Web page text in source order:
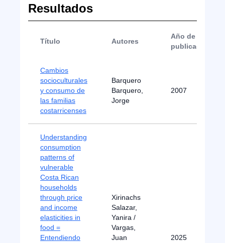
Resultados
Título Autores
Año de
publicación
Cambios
socioculturales
y consumo de
las familias
costarricenses
Barquero
Barquero,
Jorge
2007
Understanding
consumption
patterns of
vulnerable
Costa Rican
households
through price
and income
elasticities in
food =
Entendiendo
Xirinachs
Salazar,
Yanira /
Vargas,
Juan
2025